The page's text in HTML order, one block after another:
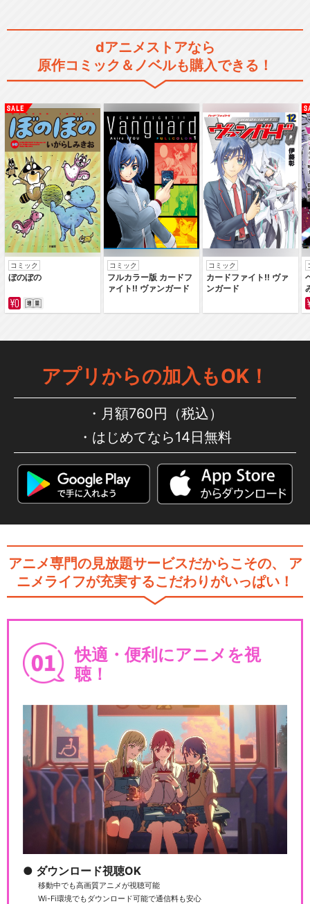
dアニメストアなら
原作コミック＆ノベルも購入できる！
コミック
ぼのぼの
コミック
フルカラー版 カードフ
ァイト‼ ヴァンガード
コミック
カードファイト‼ ヴァ
ンガード
アプリからの加入もOK！
月額760円（税込）
はじめてなら14日無料
アニメ専門の見放題サービスだからこその、
ア
ニメライフが充実するこだわりがいっぱい！
快適・便利にアニメを視
聴！
ダウンロード視聴OK
移動中でも高画質アニメが視聴可能
Wi-Fi環境でもダウンロード可能で通信料も安心